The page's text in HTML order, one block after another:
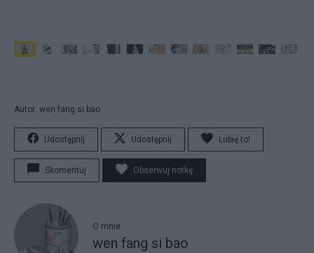
Autor: wen fang si bao
Udostępnij Udostępnij Lubię to!
Skomentuj Obserwuj notkę
O mnie
wen fang si bao